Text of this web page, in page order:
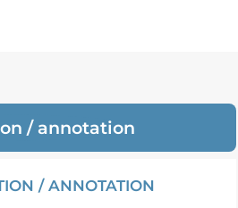
/ annotation
/ ANNOTATION